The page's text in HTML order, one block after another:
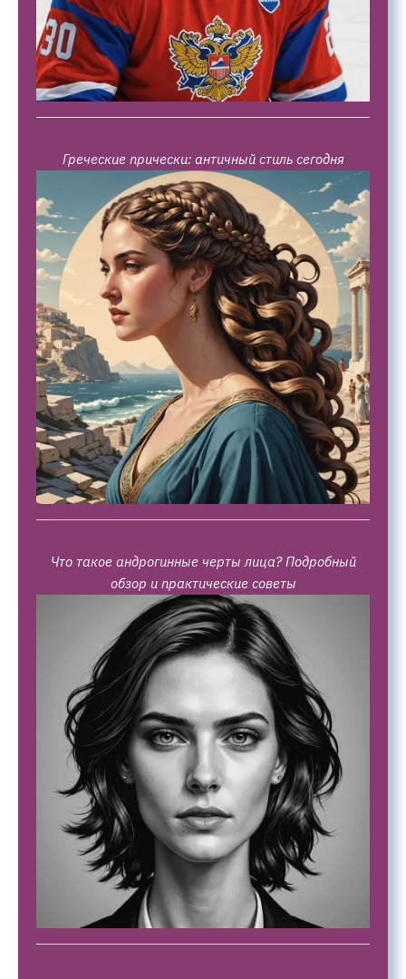
Греческие прически: античный стиль сегодня
Что такое андрогинные черты лица? Подробный
обзор и практические советы